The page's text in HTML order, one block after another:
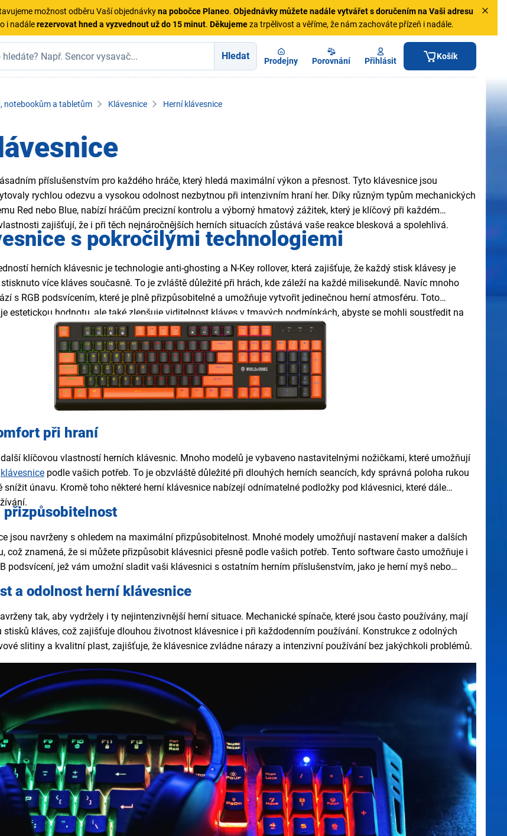
možnost odběru Vaší objednávkyna pobočce Planeo. Objednávkymůžete nadále vytvářet s doručením na Vaši adresu
i nadálerezervovat hned a vyzvednout už do 15 minut. Děkujemeza trpělivost a věříme, že nám zachováte přízeň i nadále.
Hledat Prodejny Porovnání Přihlásit Košík
notebookům a tabletům Klávesnice Herní klávesnice
příslušenstvím pro každého hráče, který hledá maximální výkon a přesnost. Tyto klávesnice jsou
rychlou odezvu a vysokou odolnost nezbytnou při intenzivním hraní her. Díky různým typům mechanických
Red nebo Blue, nabízí hráčům precizní kontrolu a výborný hmatový zážitek, který je klíčový při každém
zajišťují, že i při těch nejnáročnějších herních situacích zůstává vaše reakce blesková a spolehlivá.
s pokročilými technologiemi
herních klávesnic je technologie anti-ghosting a N-Key rollover, která zajišťuje, že každý stisk klávesy je
více kláves současně. To je zvláště důležité při hrách, kde záleží na každé milisekundě. Navíc mnoho
s RGB podsvícením, které je plně přizpůsobitelné a umožňuje vytvořit jedinečnou herní atmosféru. Toto
estetickou hodnotu, ale také zlepšuje viditelnost kláves v tmavých podmínkách, abyste se mohli soustředit na
při hraní
klíčovou vlastností herních klávesnic. Mnoho modelů je vybaveno nastavitelnými nožičkami, které umožňují
klávesnice podle vašich potřeb. To je obzvláště důležité při dlouhých herních seancích, kdy správná poloha rukou
snížit únavu. Kromě toho některé herní klávesnice nabízejí odnímatelné podložky pod klávesnici, které dále
přizpůsobitelnost
jsou navrženy s ohledem na maximální přizpůsobitelnost. Mnohé modely umožňují nastavení maker a dalších
což znamená, že si můžete přizpůsobit klávesnici přesně podle vašich potřeb. Tento software často umožňuje i
podsvícení, jež vám umožní sladit vaši klávesnici s ostatním herním příslušenstvím, jako je herní myš nebo
a odolnost herní klávesnice
tak, aby vydržely i ty nejintenzivnější herní situace. Mechanické spínače, které jsou často používány, mají
kláves, což zajišťuje dlouhou životnost klávesnice i při každodenním používání. Konstrukce z odolných
slitiny a kvalitní plast, zajišťuje, že klávesnice zvládne nárazy a intenzivní používání bez jakýchkoli problémů.